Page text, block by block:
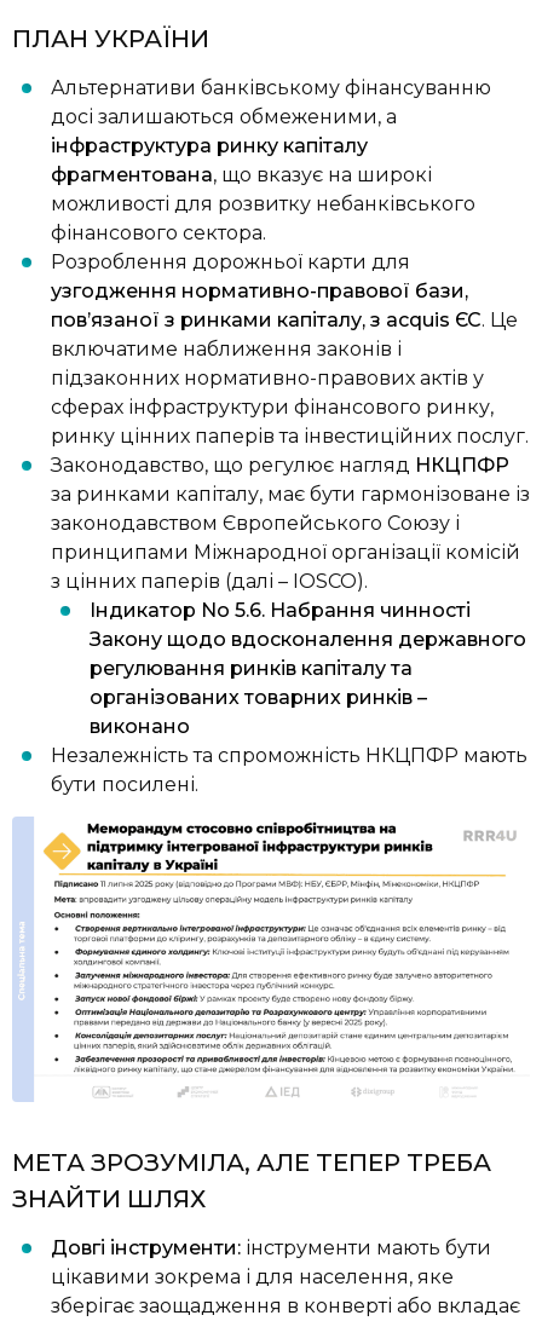
ПЛАН УКРАЇНИ
Альтернативи банківському фінансуванню
досі залишаються обмеженими, а
інфраструктура ринку капіталу
фрагментована, що вказує на широкі
можливості для розвитку небанківського
фінансового сектора.
Розроблення дорожньої карти для
узгодження нормативно-правової бази,
пов’язаної з ринками капіталу, з acquis ЄС. Це
включатиме наближення законів і
підзаконних нормативно-правових актів у
сферах інфраструктури фінансового ринку,
ринку цінних паперів та інвестиційних послуг.
Законодавство, що регулює нагляд НКЦПФР
за ринками капіталу, має бути гармонізоване із
законодавством Європейського Союзу і
принципами Міжнародної організації комісій
з цінних паперів (далі – IOSCO).
Індикатор No 5.6. Набрання чинності
Закону щодо вдосконалення державного
регулювання ринків капіталу та
організованих товарних ринків –
виконано
Незалежність та спроможність НКЦПФР мають
бути посилені.
МЕТА ЗРОЗУМІЛА, АЛЕ ТЕПЕР ТРЕБА
ЗНАЙТИ ШЛЯХ
Довгі інструменти: інструменти мають бути
цікавими зокрема і для населення, яке
зберігає заощадження в конверті або вкладає